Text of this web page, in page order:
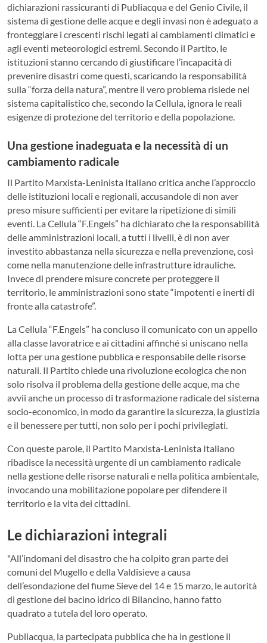
dichiarazioni rassicuranti di Publiacqua e del Genio Civile, il
sistema di gestione delle acque e degli invasi non è adeguato a
fronteggiare i crescenti rischi legati ai cambiamenti climatici e
agli eventi meteorologici estremi. Secondo il Partito, le
istituzioni stanno cercando di giustificare l’incapacità di
prevenire disastri come questi, scaricando la responsabilità
sulla “forza della natura”, mentre il vero problema risiede nel
sistema capitalistico che, secondo la Cellula, ignora le reali
esigenze di protezione del territorio e della popolazione.
Una gestione inadeguata e la necessità di un
cambiamento radicale
Il Partito Marxista-Leninista Italiano critica anche l’approccio
delle istituzioni locali e regionali, accusandole di non aver
preso misure sufficienti per evitare la ripetizione di simili
eventi. La Cellula “F.Engels” ha dichiarato che la responsabilità
delle amministrazioni locali, a tutti i livelli, è di non aver
investito abbastanza nella sicurezza e nella prevenzione, così
come nella manutenzione delle infrastrutture idrauliche.
Invece di prendere misure concrete per proteggere il
territorio, le amministrazioni sono state “impotenti e inerti di
fronte alla catastrofe”.
La Cellula “F.Engels” ha concluso il comunicato con un appello
alla classe lavoratrice e ai cittadini affinché si uniscano nella
lotta per una gestione pubblica e responsabile delle risorse
naturali. Il Partito chiede una rivoluzione ecologica che non
solo risolva il problema della gestione delle acque, ma che
avvii anche un processo di trasformazione radicale del sistema
socio-economico, in modo da garantire la sicurezza, la giustizia
e il benessere per tutti, non solo per i pochi privilegiati.
Con queste parole, il Partito Marxista-Leninista Italiano
ribadisce la necessità urgente di un cambiamento radicale
nella gestione delle risorse naturali e nella politica ambientale,
invocando una mobilitazione popolare per difendere il
territorio e la vita dei cittadini.
Le dichiarazioni integrali
"All’indomani del disastro che ha colpito gran parte dei
comuni del Mugello e della Valdisieve a causa
dell’esondazione del fiume Sieve del 14 e 15 marzo, le autorità
di gestione del bacino idrico di Bilancino, hanno fatto
quadrato a tutela del loro operato.
Publiacqua, la partecipata pubblica che ha in gestione il